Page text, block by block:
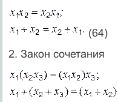
(64)
2. Закон сочетания